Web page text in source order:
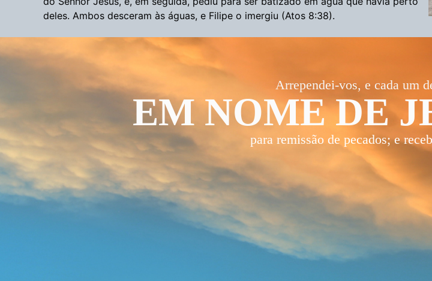
deles. Ambos desceram às águas, e Filipe o imergiu (Atos 8:38).
Arrependei-vos, e cada um
EM NOME DE
para remissão de pecados; e